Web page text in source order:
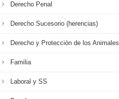
Derecho Penal
Derecho Sucesorio (herencias)
Derecho y Protección de los Animales
Familia
Laboral y SS